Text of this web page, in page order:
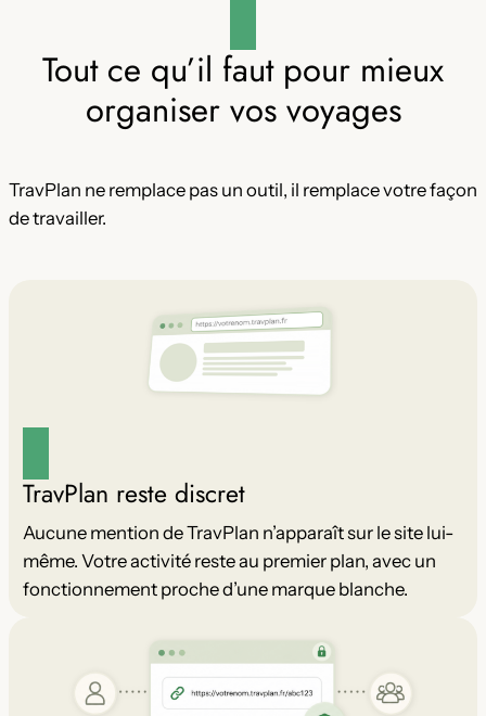
Tout ce qu’il faut pour mieux
organiser vos voyages
TravPlan ne remplace pas un outil, il remplace votre façon
de travailler.
TravPlan reste discret
Aucune mention de TravPlan n’apparaît sur le site lui-
même. Votre activité reste au premier plan, avec un
fonctionnement proche d’une marque blanche.